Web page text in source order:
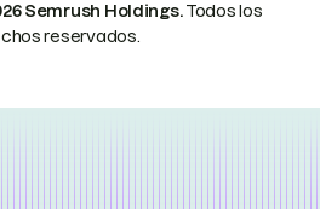
Semrush Holdings.Todos los
reservados.